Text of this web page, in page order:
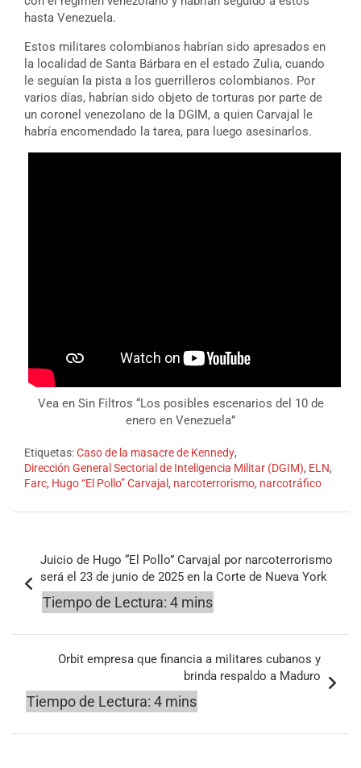
hasta Venezuela.
Estos militares colombianos habrían sido apresados en
la localidad de Santa Bárbara en el estado Zulia, cuando
le seguían la pista a los guerrilleros colombianos. Por
varios días, habrían sido objeto de torturas por parte de
un coronel venezolano de la DGIM, a quien Carvajal le
habría encomendado la tarea, para luego asesinarlos.
Vea en Sin Filtros “Los posibles escenarios del 10 de
enero en Venezuela”
Etiquetas:Caso de la masacre de Kennedy,
Dirección General Sectorial de Inteligencia Militar (DGIM), ELN,
Farc, Hugo “El Pollo” Carvajal , narcoterrorismo, narcotráfico
de
entradas
Juicio de Hugo “El Pollo” Carvajal por narcoterrorismo
será el 23 de junio de 2025 en la Corte de Nueva York
Orbit empresa que financia a militares cubanos y
brinda respaldo a Maduro